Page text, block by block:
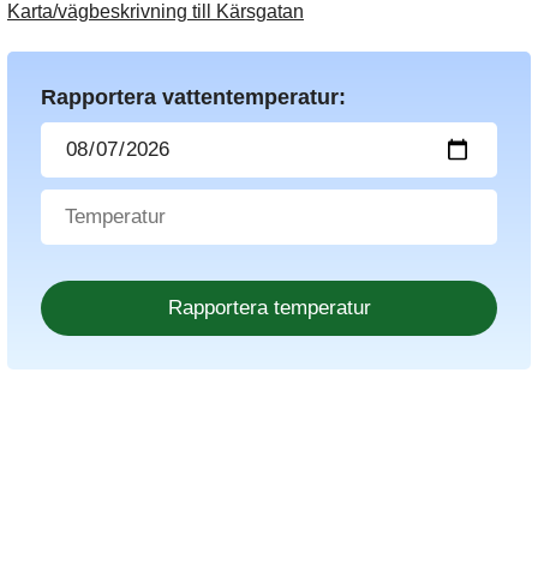
Karta/vägbeskrivning till Kärsgatan
Rapportera vattentemperatur: